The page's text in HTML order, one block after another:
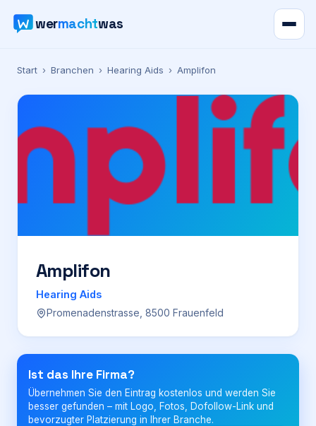
wermachtwas
Verzeichnis
Karte
News
Preise
Für Firmen
Login
Firma eintragen
Start › Branchen › Hearing Aids › Amplifon
Amplifon
Hearing Aids
Promenadenstrasse, 8500 Frauenfeld
Ist das Ihre Firma?
Übernehmen Sie den Eintrag kostenlos und werden Sie
besser gefunden – mit Logo, Fotos, Dofollow-Link und
bevorzugter Platzierung in Ihrer Branche.